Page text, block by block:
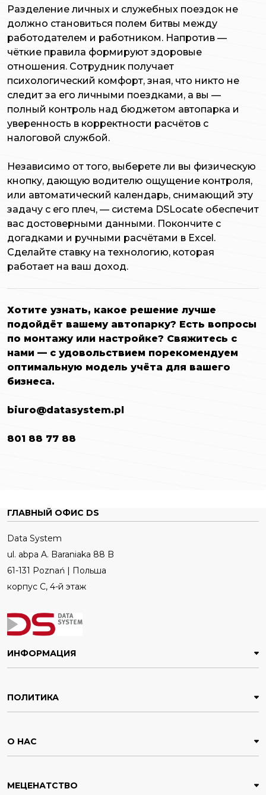
Разделение личных и служебных поездок не
должно становиться полем битвы между
работодателем и работником. Напротив —
чёткие правила формируют здоровые
отношения. Сотрудник получает
психологический комфорт, зная, что никто не
следит за его личными поездками, а вы —
полный контроль над бюджетом автопарка и
уверенность в корректности расчётов с
налоговой службой.
Независимо от того, выберете ли вы физическую
кнопку, дающую водителю ощущение контроля,
или автоматический календарь, снимающий эту
задачу с его плеч, — система DSLocate обеспечит
вас достоверными данными. Покончите с
догадками и ручными расчётами в Excel.
Сделайте ставку на технологию, которая
работает на ваш доход.
Хотите узнать, какое решение лучше
подойдёт вашему автопарку? Есть вопросы
по монтажу или настройке? Свяжитесь с
нами — с удовольствием порекомендуем
оптимальную модель учёта для вашего
бизнеса.
biuro@datasystem.pl
801 88 77 88
ГЛАВНЫЙ ОФИС DS
Data System
ul. abpa A. Baraniaka 88 B
61-131 Poznań | Польша
корпус C, 4-й этаж
ИНФОРМАЦИЯ
ПОЛИТИКА
О НАС
МЕЦЕНАТСТВО